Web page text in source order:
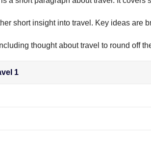
short insight into travel. Key ideas are
thought about travel to round off
1